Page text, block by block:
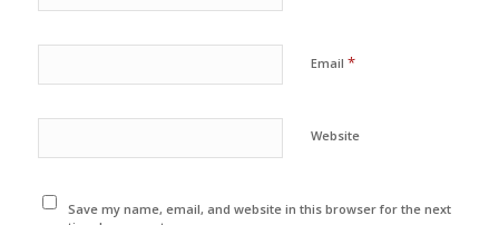
Email *
Website
Save my name, email, and website in this browser for the next